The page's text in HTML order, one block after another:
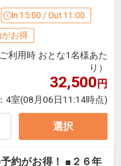
ご確認ください。
ます。
方が食事利用時・同
）
合せ・ご要望等メ
でにお申し込みにな
ぎてからの変更（人
イプ・食事条件・プラ
泊数の増減等の変更）
申込割引は適用され
はできません。
In 15:00 / Out 11:00
がお得
利用時 おとな1名様あた
り）
32,500円
4室(08月06日11:14時点)
選択
約がお得！ ■２６年